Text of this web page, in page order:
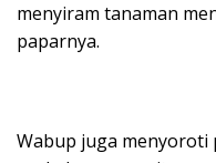
menyiram tanaman
paparnya.
Wabup juga